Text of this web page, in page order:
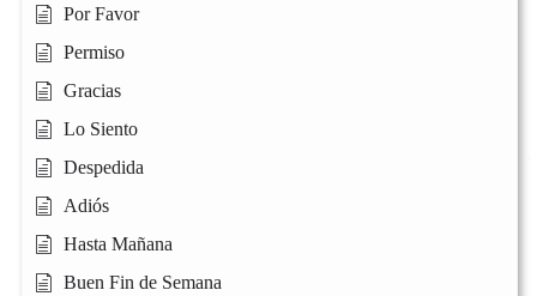
Por Favor
Permiso
Gracias
Lo Siento
Despedida
Adiós
Hasta Mañana
Buen Fin de Semana